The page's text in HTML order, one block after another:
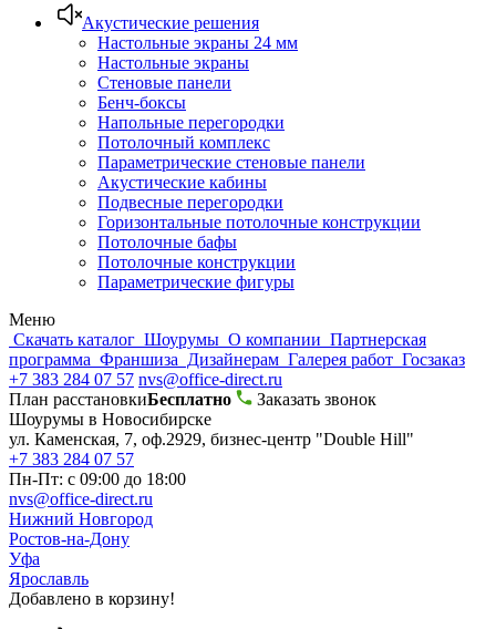
Акустические решения
Настольные экраны 24 мм
Настольные экраны
Стеновые панели
Бенч-боксы
Напольные перегородки
Потолочный комплекс
Параметрические стеновые панели
Акустические кабины
Подвесные перегородки
Горизонтальные потолочные конструкции
Потолочные бафы
Потолочные конструкции
Параметрические фигуры
Меню
Скачать каталог Шоурумы О компании Партнерская
программа Франшиза Дизайнерам Галерея работ Госзаказ
+7 383 284 07 57 nvs@office-direct.ru
План расстановкиБесплатно
Заказать звонок
Шоурумы в Новосибирске
ул. Каменская, 7, оф.2929, бизнес-центр "Double Hill"
+7 383 284 07 57
Пн-Пт: с 09:00 до 18:00
nvs@office-direct.ru
Нижний Новгород
Ростов-на-Дону
Уфа
Ярославль
Добавлено в корзину!